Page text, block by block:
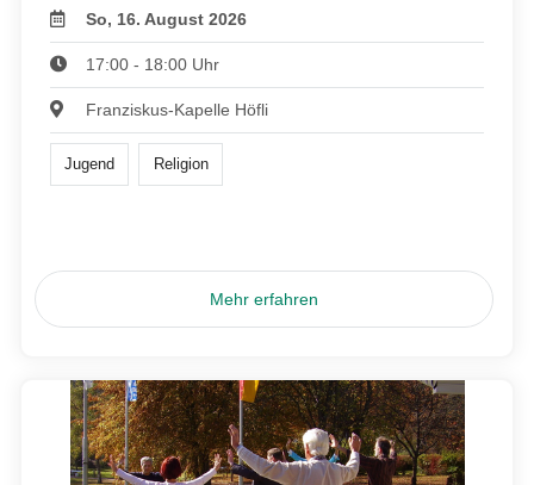
So, 16. August 2026
17:00 - 18:00 Uhr
Franziskus-Kapelle Höfli
Jugend Religion
Mehr erfahren